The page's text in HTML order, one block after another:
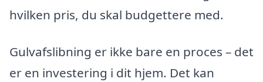
hvilken pris, du skal budgettere med.
Gulvafslibning er ikke bare en proces – det
er en investering i dit hjem. Det kan